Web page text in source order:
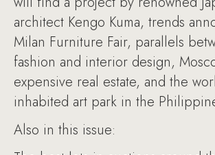
architect Kengo Kuma, trends
Milan Furniture Fair, parallels
fashion and interior design,
expensive real estate, and the
inhabited art park in the
Also in this issue: